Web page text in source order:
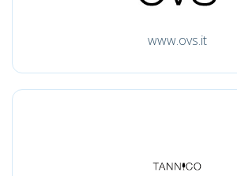
www.ovs.it